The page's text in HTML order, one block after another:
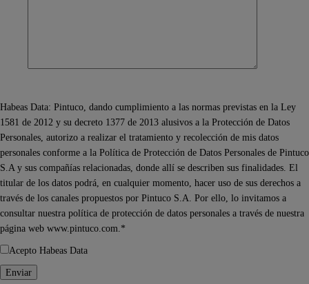
Habeas Data: Pintuco, dando cumplimiento a las normas previstas en la Ley
1581 de 2012 y su decreto 1377 de 2013 alusivos a la Protección de Datos
Personales, autorizo a realizar el tratamiento y recolección de mis datos
personales conforme a la Política de Protección de Datos Personales de Pintuco
S.A y sus compañías relacionadas, donde allí se describen sus finalidades. El
titular de los datos podrá, en cualquier momento, hacer uso de sus derechos a
través de los canales propuestos por Pintuco S.A. Por ello, lo invitamos a
consultar nuestra política de protección de datos personales a través de nuestra
página web www.pintuco.com.*
Acepto Habeas Data